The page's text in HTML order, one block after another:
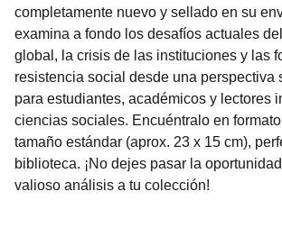
completamente nuevo y sellado en su
examina a fondo los desafíos actuales
global, la crisis de las instituciones y las
resistencia social desde una perspectiva
para estudiantes, académicos y lectores
ciencias sociales. Encuéntralo en
tamaño estándar (aprox. 23 x 15 cm),
biblioteca. ¡No dejes pasar la
valioso análisis a tu colección!